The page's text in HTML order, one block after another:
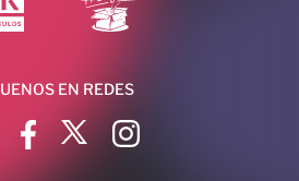
EN REDES